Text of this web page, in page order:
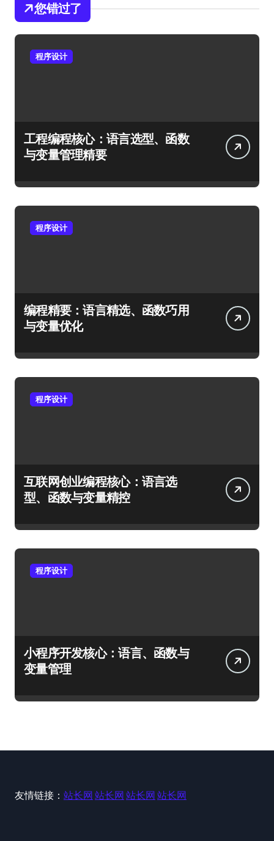
您错过了
程序设计
工程编程核心：语言选型、函数
与变量管理精要
程序设计
编程精要：语言精选、函数巧用
与变量优化
程序设计
互联网创业编程核心：语言选
型、函数与变量精控
程序设计
小程序开发核心：语言、函数与
变量管理
友情链接： 站长网 站长网 站长网 站长网